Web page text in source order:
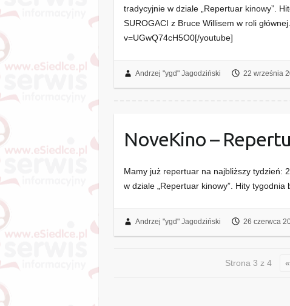
tradycyjnie w dziale „Repertuar kinowy”.
SUROGACI z Bruce Willisem w roli
v=UGwQ74cH5O0[/youtube]
Andrzej "ygd" Jagodziński 22 września
NoveKino –
Mamy już repertuar na najbliższy tydzień:
w dziale „Repertuar kinowy”. Hity tygodnia
Andrzej "ygd" Jagodziński 26 czerwca
Strona 3 z 4 «